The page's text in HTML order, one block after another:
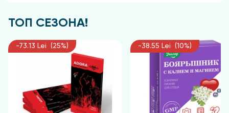
Детям в возрасте от 3 до 18 лет рекомендуется
период приема пищи. Таблетки следует
тщательно пережевывать. Рекомендуемая
продолжительность курса составляет один месяц.
Состав
Сахар, глюкоза, аскорбиновая кислота, стеарат
ТОП СЕЗОНА!
-73.13 Lei (25%) -38.55 Lei (10%)